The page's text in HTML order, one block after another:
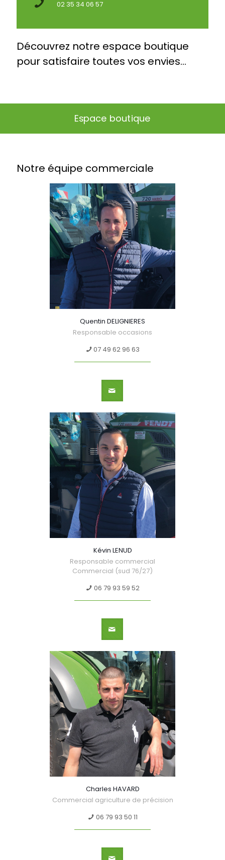
02 35 34 06 57
Découvrez notre espace boutique
pour satisfaire toutes vos envies...
Espace boutique
Notre équipe commerciale
Quentin DELIGNIERES
Responsable occasions
07 49 62 96 63
Kévin LENUD
Responsable commercial
Commercial (sud 76/27)
06 79 93 59 52
Charles HAVARD
Commercial agriculture de précision
06 79 93 50 11